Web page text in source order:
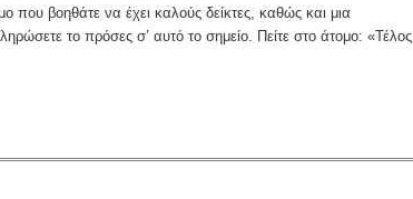
που βοηθάτε να έχει καλούς δείκτες, καθώς και μια
το πρόσες σ’ αυτό το σημείο. Πείτε στο άτομο: «Τέλος